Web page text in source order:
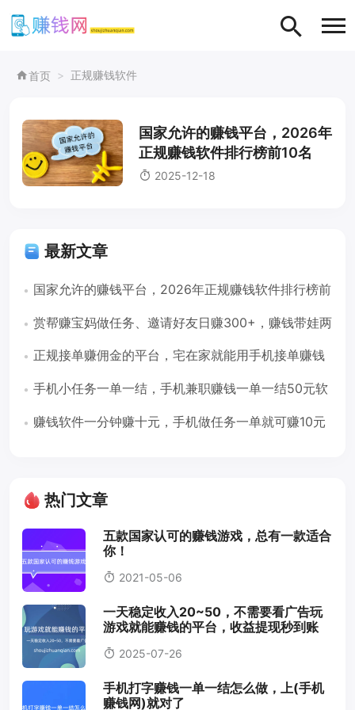
首页 正规赚钱软件
国家允许的赚钱平台，2026年
正规赚钱软件排行榜前10名
2025-12-18
最新文章
国家允许的赚钱平台，2026年正规赚钱软件排行榜前
赏帮赚宝妈做任务、邀请好友日赚300+，赚钱带娃两
正规接单赚佣金的平台，宅在家就能用手机接单赚钱
手机小任务一单一结，手机兼职赚钱一单一结50元软
赚钱软件一分钟赚十元，手机做任务一单就可赚10元
热门文章
五款国家认可的赚钱游戏，总有一款适合
你！
2021-05-06
一天稳定收入20~50，不需要看广告玩
游戏就能赚钱的平台，收益提现秒到账
2025-07-26
手机打字赚钱一单一结怎么做，上(手机
赚钱网)就对了